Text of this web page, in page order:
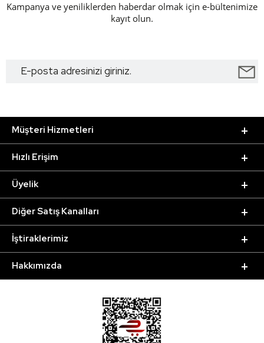
Kampanya ve yeniliklerden haberdar olmak için e-bültenimize
kayıt olun.
Müşteri Hizmetleri
Hızlı Erişim
Üyelik
Diğer Satış Kanalları
İştiraklerimiz
Hakkımızda